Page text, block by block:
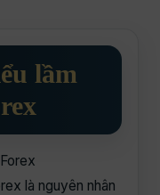
lầm
là nguyên nhân